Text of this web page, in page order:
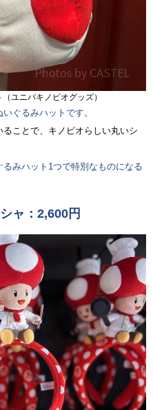
ユニバキノピオグッズ）
ぐるみハットです。
ことで、キノピオらしい丸いシ
みハット1つで特別なものになる
ャ：2,600円